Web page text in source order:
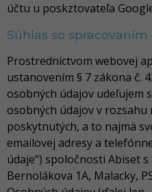
účtu u poskztovateľa
Súhlas so
Prostredníctvom webovej
ustanovením § 7 zákona č.
osobných údajov udeľujem
osobných údajov v
poskytnutých, a to najmä
emailovej adresy a
údaje“) spoločnosti Abiset s
Bernolákova 1A, Malacky,